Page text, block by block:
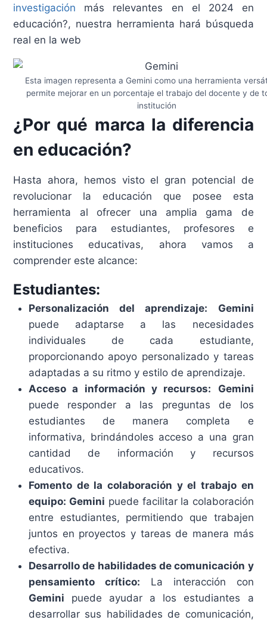
investigación más relevantes en el 2024 en
educación?, nuestra herramienta hará búsqueda
real en la web
Esta imagen representa a Gemini como una herramienta
permite mejorar en un porcentaje el trabajo del docente y de
institución
¿Por qué marca la diferencia
en educación?
Hasta ahora, hemos visto el gran potencial de
revolucionar la educación que posee esta
herramienta al ofrecer una amplia gama de
beneficios para estudiantes, profesores e
instituciones educativas, ahora vamos a
comprender este alcance:
Estudiantes:
Personalización del aprendizaje:
Gemini
puede adaptarse a las necesidades
individuales de cada estudiante,
proporcionando apoyo personalizado y tareas
adaptadas a su ritmo y estilo de aprendizaje.
Acceso a información y recursos:
Gemini
puede responder a las preguntas de los
estudiantes de manera completa e
informativa, brindándoles acceso a una gran
cantidad de información y recursos
educativos.
Fomento de la colaboración y el trabajo en
equipo: Gemini puede facilitar la colaboración
entre estudiantes, permitiendo que trabajen
juntos en proyectos y tareas de manera más
efectiva.
Desarrollo de habilidades de comunicación y
pensamiento crítico: La interacción con
Gemini puede ayudar a los estudiantes a
desarrollar sus habilidades de comunicación,